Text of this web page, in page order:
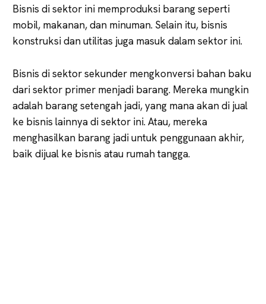
Bisnis di sektor ini memproduksi barang seperti
mobil, makanan, dan minuman. Selain itu, bisnis
konstruksi dan utilitas juga masuk dalam sektor ini.
Bisnis di sektor sekunder mengkonversi bahan baku
dari sektor primer menjadi barang. Mereka mungkin
adalah barang setengah jadi, yang mana akan di jual
ke bisnis lainnya di sektor ini. Atau, mereka
menghasilkan barang jadi untuk penggunaan akhir,
baik dijual ke bisnis atau rumah tangga.